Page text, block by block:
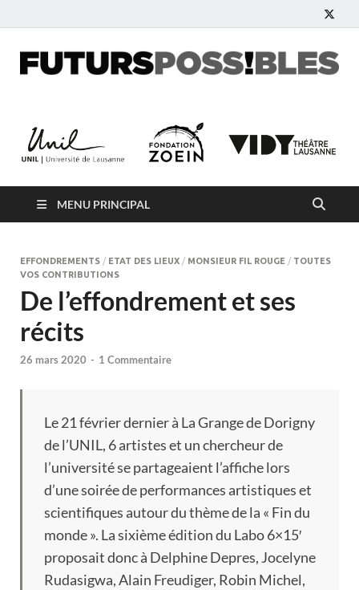
Futurs possibles
MENU PRINCIPAL
EFFONDREMENTS / ETAT DES LIEUX / MONSIEUR FIL ROUGE / TOUTES
VOS CONTRIBUTIONS
De l’effondrement et ses
récits
26 mars 2020 - 1 Commentaire
Le 21 février dernier à La Grange de Dorigny
de l’UNIL, 6 artistes et un chercheur de
l’université se partageaient l’affiche lors
d’une soirée de performances artistiques et
scientifiques autour du thème de la « Fin du
monde ». La sixième édition du Labo 6×15′
proposait donc à Delphine Depres, Jocelyne
Rudasigwa, Alain Freudiger, Robin Michel,